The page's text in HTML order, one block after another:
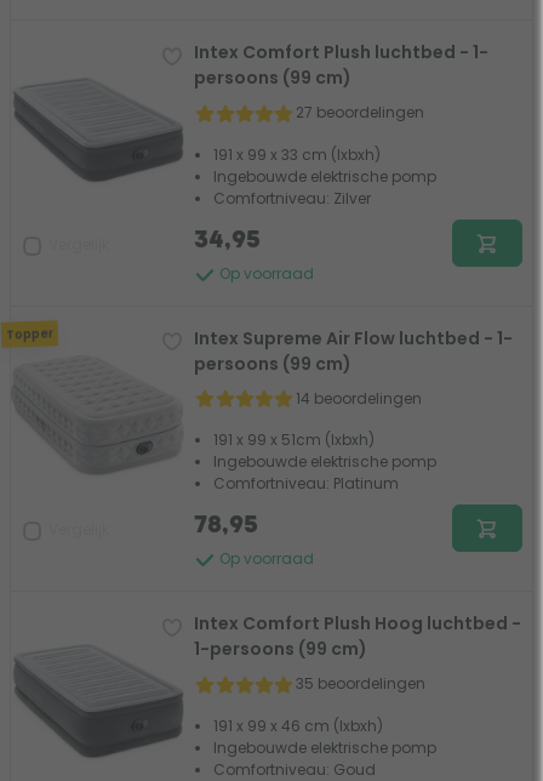
Intex Comfort Plush luchtbed - 1-
persoons (99 cm)
27 beoordelingen
191 x 99 x 33 cm (lxbxh)
Ingebouwde elektrische pomp
Comfortniveau: Zilver
Op voorraad
34,95
Topper
Intex Supreme Air Flow luchtbed - 1-
persoons (99 cm)
14 beoordelingen
191 x 99 x 51cm (lxbxh)
Ingebouwde elektrische pomp
Comfortniveau: Platinum
Op voorraad
78,95
Intex Comfort Plush Hoog luchtbed -
1-persoons (99 cm)
35 beoordelingen
191 x 99 x 46 cm (lxbxh)
Ingebouwde elektrische pomp
Comfortniveau: Goud